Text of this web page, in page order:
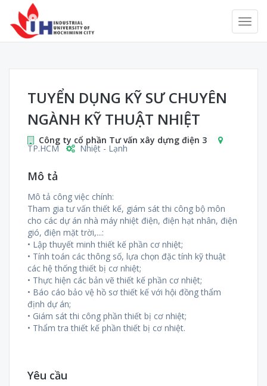
TUYỂN DỤNG KỸ SƯ CHUYÊN
NGÀNH KỸ THUẬT NHIỆT
Công ty cổ phần Tư vấn xây dựng điện 3
TP.HCM Nhiệt - Lạnh
Mô tả
Mô tả công việc chính:
Tham gia tư vấn thiết kế, giám sát thi công bộ môn
cho các dự án nhà máy nhiệt điện, điện hạt nhân, điện
gió, điện mặt trời,...:
• Lập thuyết minh thiết kế phần cơ nhiệt;
• Tính toán các thông số, lựa chọn đặc tính kỹ thuật
các hệ thống thiết bị cơ nhiệt;
• Thực hiện các bản vẽ thiết kế phần cơ nhiệt;
• Báo cáo bảo vệ hồ sơ thiết kế với hội đồng thẩm
định dự án;
• Giám sát thi công phần thiết bị cơ nhiệt;
• Thẩm tra thiết kế phần thiết bị cơ nhiệt.
Yêu cầu